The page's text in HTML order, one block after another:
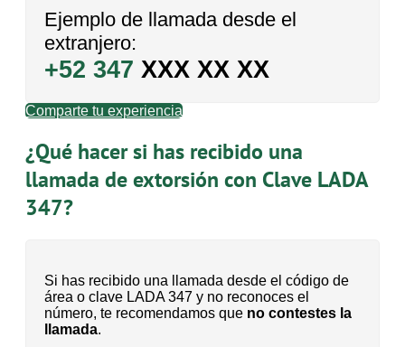
Ejemplo de llamada desde el
extranjero:
+52 347 XXX XX XX
Comparte tu experiencia
¿Qué hacer si has recibido una
llamada de extorsión con Clave LADA
347?
Si has recibido una llamada desde el código de
área o clave LADA 347 y no reconoces el
número, te recomendamos que no contestes la
llamada.